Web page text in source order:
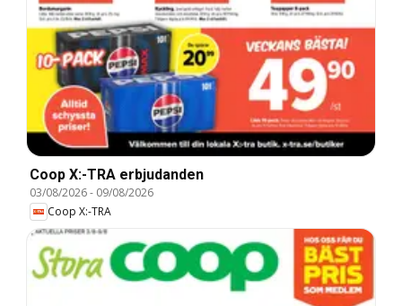
Coop X:-TRA erbjudanden
03/08/2026- 09/08/2026
Coop X:-TRA